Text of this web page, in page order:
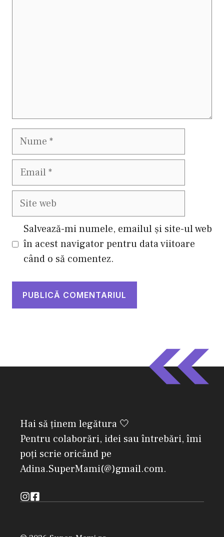
Nume
Email
Site
web
Salvează-mi numele, emailul și site-ul web
în acest navigator pentru data viitoare
când o să comentez.
Hai să ținem legătura 🤍
Pentru colaborări, idei sau întrebări, îmi
poți scrie oricând pe
Adina.SuperMami(@)gmail.com.